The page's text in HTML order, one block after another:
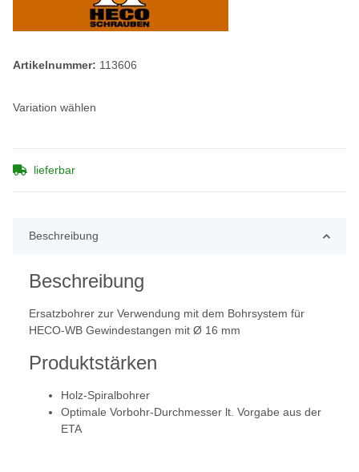
Artikelnummer: 113606
Variation wählen
lieferbar
Beschreibung
Beschreibung
Ersatzbohrer zur Verwendung mit dem Bohrsystem für
HECO-WB Gewindestangen mit Ø 16 mm
Produktstärken
Holz-Spiralbohrer
Optimale Vorbohr-Durchmesser lt. Vorgabe aus der
ETA